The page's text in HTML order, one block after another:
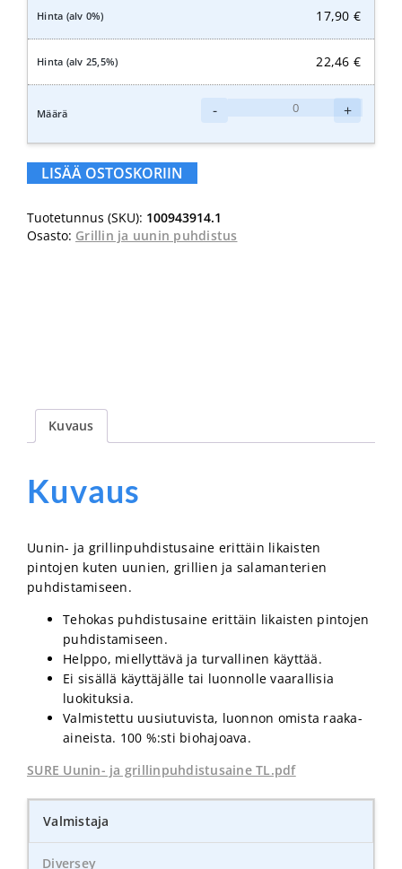
17,90 €
22,46 €
-
ja
+
LISÄÄ OSTOSKORIIN
Tuotetunnus (SKU): 100943914.1
Osasto: Grillin ja uunin puhdistus
Kuvaus
Kuvaus
Uunin- ja grillinpuhdistusaine erittäin likaisten
pintojen kuten uunien, grillien ja salamanterien
puhdistamiseen.
Tehokas puhdistusaine erittäin likaisten pintojen
puhdistamiseen.
Helppo, miellyttävä ja turvallinen käyttää.
Ei sisällä käyttäjälle tai luonnolle vaarallisia
luokituksia.
Valmistettu uusiutuvista, luonnon omista raaka-
aineista. 100 %:sti biohajoava.
SURE Uunin- ja grillinpuhdistusaine TL.pdf
Valmistaja
Diversey